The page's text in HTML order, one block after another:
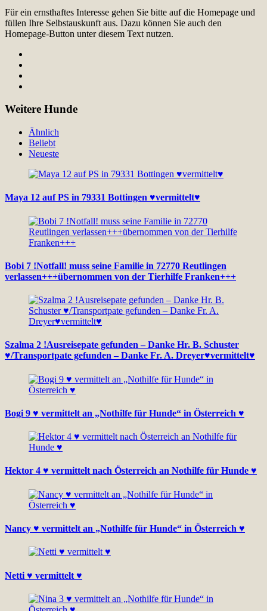
Für ein ernsthaftes Interesse gehen Sie bitte auf die Homepage und
füllen Ihre Selbstauskunft aus. Dazu können Sie auch den
Homepage-Button unter diesem Text nutzen.
Weitere Hunde
Ähnlich
Beliebt
Neueste
Maya 12 auf PS in 79331 Bottingen ♥vermittelt♥
Bobi 7 !Notfall! muss seine Familie in 72770 Reutlingen
verlassen+++übernommen von der Tierhilfe Franken+++
Szalma 2 !Ausreisepate gefunden – Danke Hr. B. Schuster
♥/Transportpate gefunden – Danke Fr. A. Dreyer♥vermittelt♥
Bogi 9 ♥ vermittelt an „Nothilfe für Hunde“ in Österreich ♥
Hektor 4 ♥ vermittelt nach Österreich an Nothilfe für Hunde ♥
Nancy ♥ vermittelt an „Nothilfe für Hunde“ in Österreich ♥
Netti ♥ vermittelt ♥